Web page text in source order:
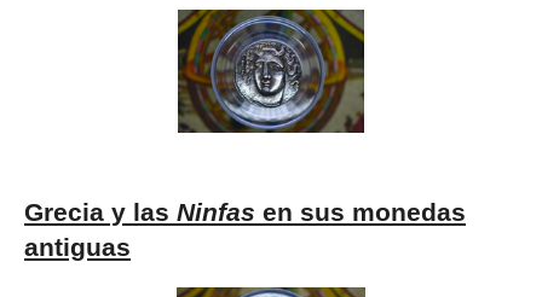
Grecia y las Ninfas en sus monedas
antiguas